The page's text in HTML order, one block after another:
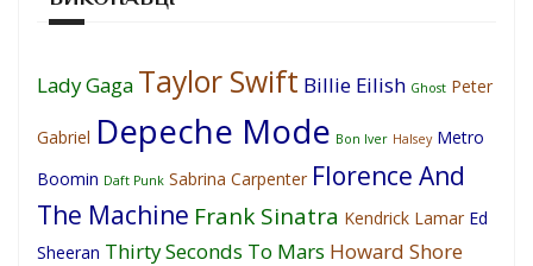
Lady Gaga Taylor Swift Billie Eilish Ghost Peter
Gabriel Depeche Mode Bon Iver Halsey Metro
Boomin Daft Punk Sabrina Carpenter Florence And
The Machine Frank Sinatra Kendrick Lamar Ed
Sheeran Thirty Seconds To Mars Howard Shore